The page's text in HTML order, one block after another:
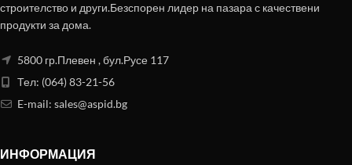
строителство и други.Безспорен лидер на пазара с качествени
продукти за дома.
5800 гр.Плевен , бул.Русе 117
Тел: (064) 83-21-56
E-mail: sales@aspid.bg
ИНФОРМАЦИЯ